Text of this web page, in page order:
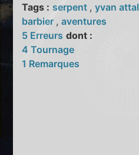
Tags : serpent ,yvan attal
barbier ,aventures
5 Erreurs dont :
4 Tournage
1 Remarques